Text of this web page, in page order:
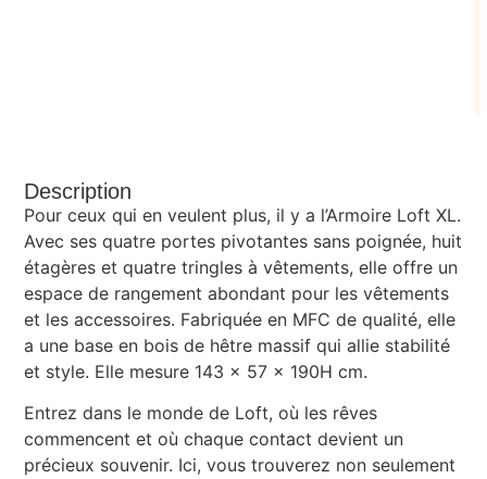
Description
Pour ceux qui en veulent plus, il y a l’Armoire Loft XL.
Avec ses quatre portes pivotantes sans poignée, huit
étagères et quatre tringles à vêtements, elle offre un
espace de rangement abondant pour les vêtements
et les accessoires. Fabriquée en MFC de qualité, elle
a une base en bois de hêtre massif qui allie stabilité
et style. Elle mesure 143 x 57 x 190H cm.
Entrez dans le monde de Loft, où les rêves
commencent et où chaque contact devient un
précieux souvenir. Ici, vous trouverez non seulement